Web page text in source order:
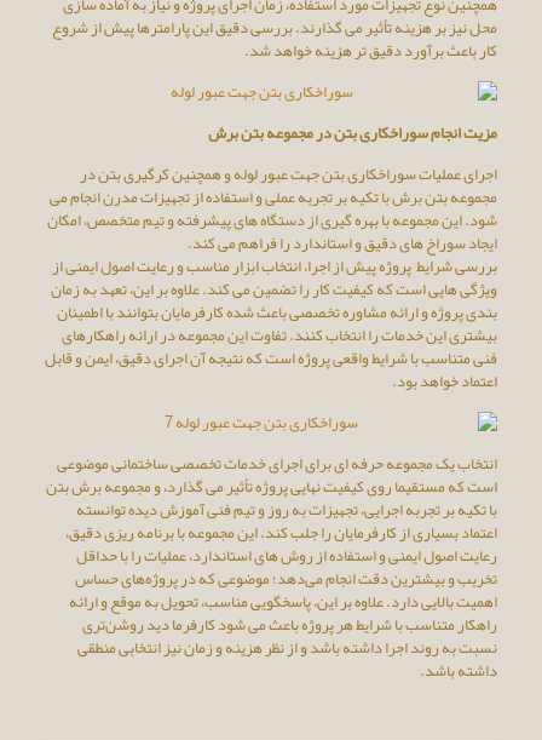
محل نیز بر هزینه تأثیر می‌ گذارند. بررسی دقیق این پارامترها پیش از شروع
کار باعث برآورد دقیق ‌تر هزینه خواهد شد.
مزیت انجام سوراخکاری بتن در مجموعه بتن برش
اجرای عملیات سوراخکاری بتن جهت عبور لوله و همچنین کرگیری بتن در
مجموعه بتن برش با تکیه بر تجربه عملی و استفاده از تجهیزات مدرن انجام می‌
شود. این مجموعه با بهره ‌گیری از دستگاه‌ های پیشرفته و تیم متخصص، امکان
ایجاد سوراخ ‌های دقیق و استاندارد را فراهم می ‌کند.
بررسی شرایط پروژه پیش از اجرا، انتخاب ابزار مناسب و رعایت اصول ایمنی از
ویژگی‌ هایی است که کیفیت کار را تضمین می ‌کند. علاوه بر این، تعهد به زمان
‌بندی پروژه و ارائه مشاوره تخصصی باعث شده کارفرمایان بتوانند با اطمینان
بیشتری این خدمات را انتخاب کنند. تفاوت این مجموعه در ارائه راهکارهای
فنی متناسب با شرایط واقعی پروژه است که نتیجه آن اجرای دقیق، ایمن و قابل
اعتماد خواهد بود.
انتخاب یک مجموعه حرفه‌ ای برای اجرای خدمات تخصصی ساختمانی موضوعی
است که مستقیما روی کیفیت نهایی پروژه تأثیر می‌ گذارد، و مجموعه برش بتن
با تکیه بر تجربه اجرایی، تجهیزات به ‌روز و تیم فنی آموزش ‌دیده توانسته
اعتماد بسیاری از کارفرمایان را جلب کند. این مجموعه با برنامه‌ ریزی دقیق،
رعایت اصول ایمنی و استفاده از روش‌ های استاندارد، عملیات را با حداقل
تخریب و بیشترین دقت انجام می‌دهد؛ موضوعی که در پروژه‌های حساس
اهمیت بالایی دارد. علاوه بر این، پاسخگویی مناسب، تحویل به‌ موقع و ارائه
راهکار متناسب با شرایط هر پروژه باعث می‌ شود کارفرما دید روشن‌تری
نسبت به روند اجرا داشته باشد و از نظر هزینه و زمان نیز انتخابی منطقی
داشته باشد.